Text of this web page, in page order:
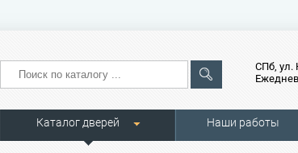
СПб, ул.
Каталог дверей Наши работы